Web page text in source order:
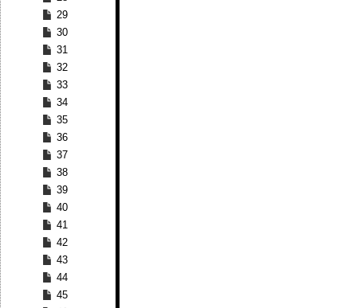
29
30
31
32
33
34
35
36
37
38
39
40
41
42
43
44
45